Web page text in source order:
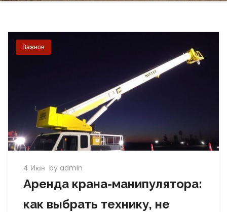
Важное
4 Июн by admin
Аренда крана-манипулятора:
как выбрать технику, не